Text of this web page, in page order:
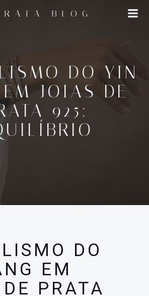
paraBLOG
DO YIN
JOIAS DE
925:
DO
EM
PRATA